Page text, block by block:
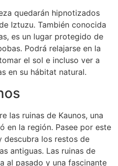
quedarán hipnotizados
Iztuzu. También conocida
es un lugar protegido de
Podrá relajarse en la
el sol e incluso ver a
en su hábitat natural.
las ruinas de Kaunos, una
en la región. Pasee por este
descubra los restos de
antiguas. Las ruinas de
al pasado y una fascinante